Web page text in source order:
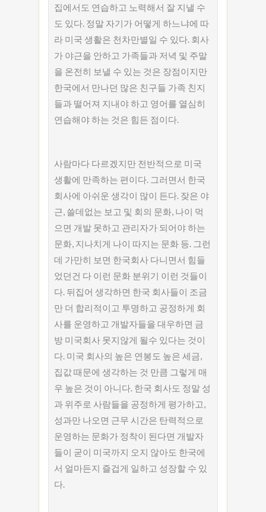
집에서도 연습하고 노력해서 잘 지낼 수
도 있다. 정말 자기가 어떻게 하느냐에 따
라 미국 생활은 천차만별일 수 있다. 회사
가 야근을 안하고 가족들과 저녁 및 주말
을 온전히 보낼 수 있는 것은 장점이지만
한국에서 만나던 많은 친구들 가족 친지
들과 떨어져 지내야 하고 영어를 열심히
연습해야 하는 것은 힘든 점이다.
사람마다 다르겠지만 전반적으로 미국
생활에 만족하는 편이다. 그러면서 한국
회사에 아쉬운 생각이 많이 든다. 잦은 야
근, 쓸데없는 보고 및 회의 문화, 나이 먹
으면 개발 못하고 관리자가 되어야 하는
문화, 지나치게 나이 따지는 문화 등. 그런
데 가만히 보면 한국회사 다니면서 힘들
었던건 다 이런 문화 분위기 이런 것들이
다. 뒤집어 생각하면 한국 회사들이 조금
만 더 합리적이고 투명하고 공정하게 회
사를 운영하고 개발자들을 대우하면 금
방 미국회사 못지않게 될수 있다는 것이
다. 미국 회사의 높은 연봉도 높은 세금,
집값 때문에 생각하는 것 만큼 그렇게 매
우 높은 것이 아니다. 한국 회사도 정말 성
과 위주로 사람들을 공정하게 평가하고,
성과만 나오면 근무 시간은 탄력적으로
운영하는 문화가 정착이 된다면 개발자
들이 굳이 미국까지 오지 않아도 한국에
서 얼마든지 즐겁게 일하고 성장할 수 있
다.